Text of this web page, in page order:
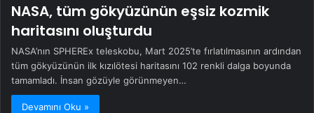
NASA, tüm gökyüzünün eşsiz kozmik
haritasını oluşturdu
NASA’nın SPHEREx teleskobu, Mart 2025’te fırlatılmasının ardından
tüm gökyüzünün ilk kızılötesi haritasını 102 renkli dalga boyunda
tamamladı. İnsan gözüyle görünmeyen…
Devamını Oku »